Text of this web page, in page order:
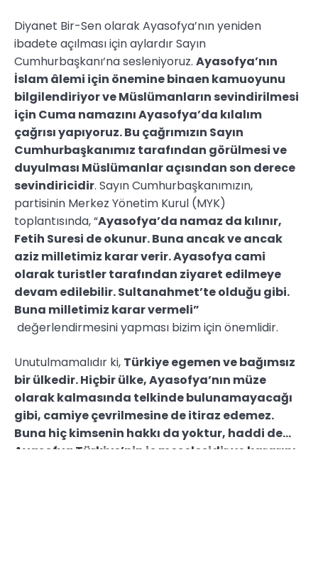
Diyanet Bir-Sen olarak Ayasofya’nın yeniden
ibadete açılması için aylardır Sayın
Cumhurbaşkanı‘na sesleniyoruz. Ayasofya’nın
İslam âlemi için önemine binaen kamuoyunu
bilgilendiriyor ve Müslümanların sevindirilmesi
için Cuma namazını Ayasofya’da kılalım
çağrısı yapıyoruz. Bu çağrımızın Sayın
Cumhurbaşkanımız tarafından görülmesi ve
duyulması Müslümanlar açısından son derece
sevindiricidir. Sayın Cumhurbaşkanımızın,
partisinin Merkez Yönetim Kurul (MYK)
toplantısında, “Ayasofya’da namaz da kılınır,
Fetih Suresi de okunur. Buna ancak ve ancak
aziz milletimiz karar verir. Ayasofya cami
olarak turistler tarafından ziyaret edilmeye
devam edilebilir. Sultanahmet’te olduğu gibi.
Buna milletimiz karar vermeli”
değerlendirmesini yapması bizim için önemlidir.
Unutulmamalıdır ki, Türkiye egemen ve bağımsız
bir ülkedir. Hiçbir ülke, Ayasofya’nın müze
olarak kalmasında telkinde bulunamayacağı
gibi, camiye çevrilmesine de itiraz edemez.
Buna hiç kimsenin hakkı da yoktur, haddi de…
Ayasofya Türkiye’nin iç meselesidir ve kararını